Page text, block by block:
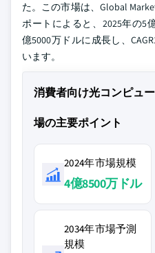
た。この市場は、Global
ポートによると、2025年の5
億5000万ドルに成長し、
います。
消費者向け光コンピュ
場の主要ポイント
2024年市場規模
4億8500万ドル
2034年市場予測
規模